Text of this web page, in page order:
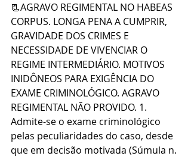
📃AGRAVO REGIMENTAL NO HABEAS
CORPUS. LONGA PENA A CUMPRIR,
GRAVIDADE DOS CRIMES E
NECESSIDADE DE VIVENCIAR O
REGIME INTERMEDIÁRIO. MOTIVOS
INIDÔNEOS PARA EXIGÊNCIA DO
EXAME CRIMINOLÓGICO. AGRAVO
REGIMENTAL NÃO PROVIDO. 1.
Admite-se o exame criminológico
pelas peculiaridades do caso, desde
que em decisão motivada (Súmula n.